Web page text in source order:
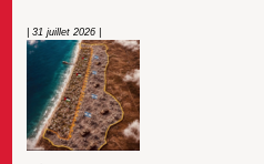
| 31 juillet 2026 |